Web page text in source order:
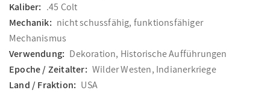
Kaliber: .45 Colt
Mechanik: nicht schussfähig, funktionsfähiger
Mechanismus
Verwendung: Dekoration, Historische Aufführungen
Epoche / Zeitalter: Wilder Westen, Indianerkriege
Land / Fraktion: USA